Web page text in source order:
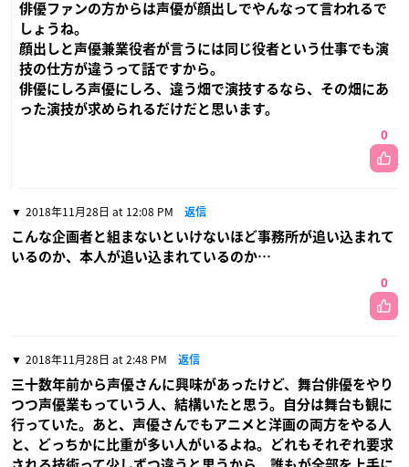
俳優ファンの方からは声優が顔出しでやんなって言われるで
しょうね。
顔出しと声優兼業役者が言うには同じ役者という仕事でも演
技の仕方が違うって話ですから。
俳優にしろ声優にしろ、違う畑で演技するなら、その畑にあ
った演技が求められるだけだと思います。
0
2018年11月28日 at 12:08 PM 返信
こんな企画者と組まないといけないほど事務所が追い込まれて
いるのか、本人が追い込まれているのか…
0
2018年11月28日 at 2:48 PM 返信
三十数年前から声優さんに興味があったけど、舞台俳優をやり
つつ声優業もっていう人、結構いたと思う。自分は舞台も観に
行っていた。あと、声優さんでもアニメと洋画の両方をやる人
と、どっちかに比重が多い人がいるよね。どれもそれぞれ要求